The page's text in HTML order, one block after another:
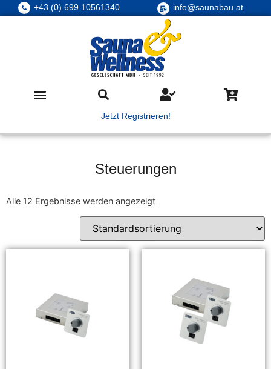
+43 (0) 699 10561340 info@saunabau.at
Jetzt Registrieren!
Steuerungen
Alle 12 Ergebnisse werden angezeigt